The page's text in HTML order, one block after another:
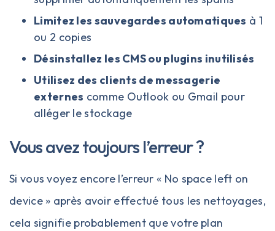
Limitez les sauvegardes automatiques à 1
ou 2 copies
Désinstallez les CMS ou plugins inutilisés
Utilisez des clients de messagerie
externes comme Outlook ou Gmail pour
alléger le stockage
Vous avez toujours l’erreur ?
Si vous voyez encore l’erreur « No space left on
device » après avoir effectué tous les nettoyages,
cela signifie probablement que votre plan